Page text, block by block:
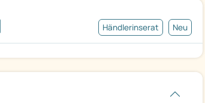
Händlerinserat Neu